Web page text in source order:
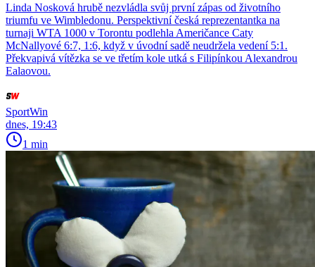
Linda Nosková hrubě nezvládla svůj první zápas od životního
triumfu ve Wimbledonu. Perspektivní česká reprezentantka na
turnaji WTA 1000 v Torontu podlehla Američance Caty
McNallyové 6:7, 1:6, když v úvodní sadě neudržela vedení 5:1.
Překvapivá vítězka se ve třetím kole utká s Filipínkou Alexandrou
Ealaovou.
SportWin
dnes, 19:43
1 min